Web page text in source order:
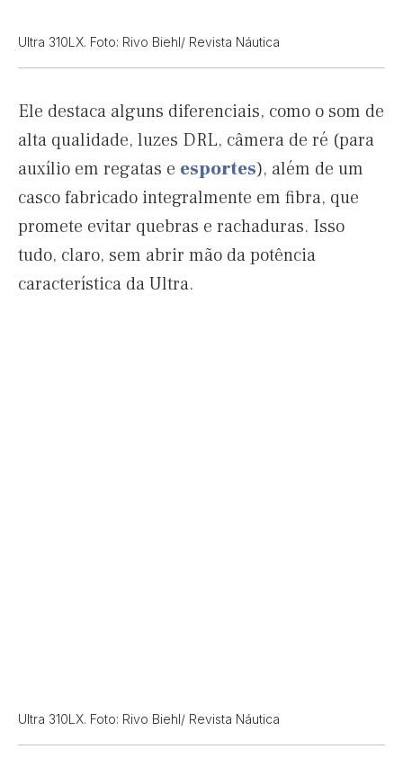
Ultra 310LX. Foto: Rivo Biehl/ Revista Náutica
Ele destaca alguns diferenciais, como o som de
alta qualidade, luzes DRL, câmera de ré (para
auxílio em regatas e esportes), além de um
casco fabricado integralmente em fibra, que
promete evitar quebras e rachaduras. Isso
tudo, claro, sem abrir mão da potência
característica da Ultra.
Ultra 310LX. Foto: Rivo Biehl/ Revista Náutica